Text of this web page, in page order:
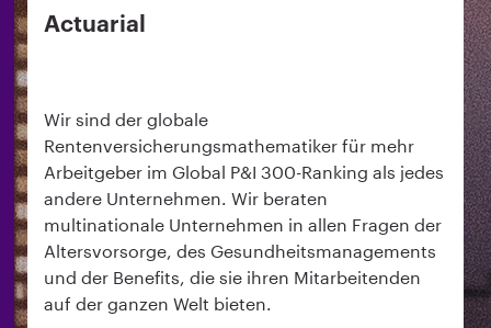
Actuarial
Wir sind der globale
Rentenversicherungsmathematiker für mehr
Arbeitgeber im Global P&I 300-Ranking als jedes
andere Unternehmen. Wir beraten
multinationale Unternehmen in allen Fragen der
Altersvorsorge, des Gesundheitsmanagements
und der Benefits, die sie ihren Mitarbeitenden
auf der ganzen Welt bieten.